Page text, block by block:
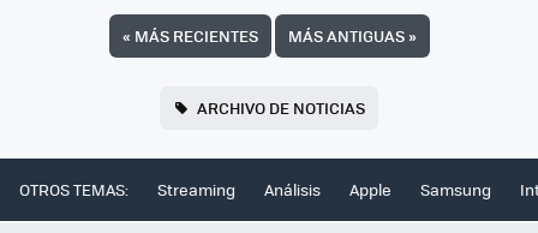
« MÁS RECIENTES MÁS ANTIGUAS»
ARCHIVO DE NOTICIAS
OTROS TEMAS: Streaming Análisis Apple Samsung